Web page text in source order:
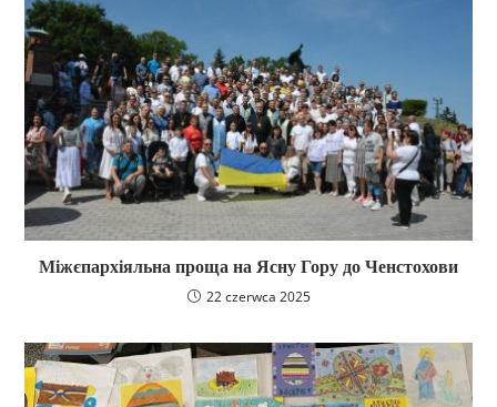
Міжєпархіяльна проща на Ясну Гору до Ченстохови
22 czerwca 2025